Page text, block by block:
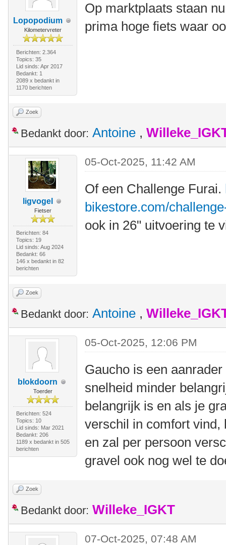
Lopopodium
Kilometervreter
Berichten: 2.364
Topics: 35
Lid sinds: Apr 2017
Bedankt: 1
2089 x bedankt in
1170 berichten
Op marktplaats staan
prima hoge fiets waar
Zoek
Bedankt door: Antoine ,
ligvogel
Fietser
Berichten: 84
Topics: 19
Lid sinds: Aug 2024
Bedankt: 66
146 x bedankt in 82
berichten
05-Oct-2025, 11:42 AM
Of een Challenge Furai.
bikestore.com/
ook in 26" uitvoering te
Zoek
Bedankt door: Antoine ,
blokdoorn
Toerder
Berichten: 524
Topics: 10
Lid sinds: Mar 2021
Bedankt: 206
1189 x bedankt in 505
berichten
05-Oct-2025, 12:06 PM
Gaucho is een
snelheid minder
belangrijk is en als je
verschil in comfort vind,
en zal per persoon
gravel ook nog wel te
Zoek
Bedankt door: Willeke_IGKT
07-Oct-2025, 07:48 AM